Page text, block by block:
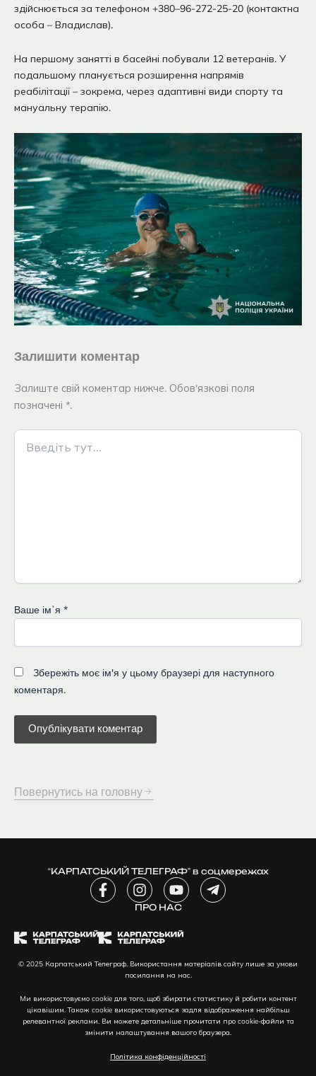
здійснюється за телефоном +380–96-272-25-20 (контактна
особа – Владислав).
На першому занятті в басейні побували 12 ветеранів. У
подальшому планується розширення напрямів
реабілітації – зокрема, через адаптивні види спорту та
мануальну терапію.
Залишити коментар
Залиште свій коментар нижче. Обов'язкові поля
позначені *.
Введіть
тут...
Ваше імʼя *
Збережіть моє ім'я у цьому браузері для наступного
коментаря.
Повернутись на головну
“КАРПАТСЬКИЙ ТЕЛЕГРАФ” в соцмережах
F
a
b
o
-
f
I
n
s
a
r
a
m
Y
o
u
u
e
T
e
a
-
p
l
a
ПРО НАС
© 2025 Карпатський Телеграф. Використання матеріалів сайту лише за умови
посилання на нас.
Ми використовуємо cookie для того, щоб збирати статистику й робити контент
цікавішим. Також cookie використовуються задля відображення найбільш
релевантної реклами. Ви можете детальніше прочитати про cookie-файли та
змінити налаштування вашого браузера.
Політика конфіденційності